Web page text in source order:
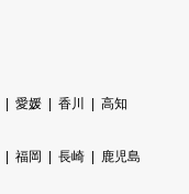
愛媛 香川
高知
福岡 長崎
鹿児島